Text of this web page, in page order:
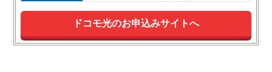
ドコモ光のお申込みサイトへ